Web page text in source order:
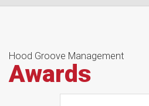
Hood Groove Management
Awards